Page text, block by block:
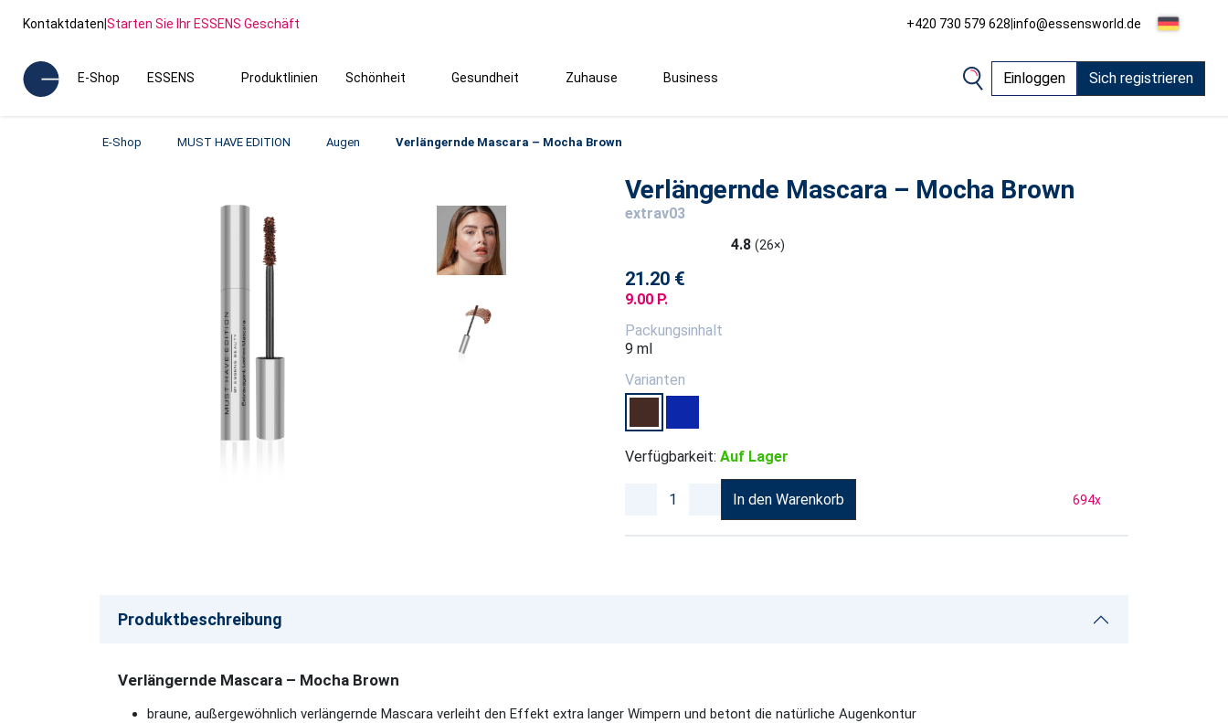
Kontaktdaten|Starten Sie Ihr ESSENS Geschäft +420 730 579 628|info@essensworld.de
E-Shop ESSENS Produktlinien Schönheit Gesundheit Zuhause Business Einloggen Sich registrieren
E-Shop MUST HAVE EDITION Augen Verlängernde Mascara – Mocha Brown
Verlängernde Mascara – Mocha Brown
extrav03
4.8 (26×)
21.20 €
9.00 P.
Packungsinhalt
9 ml
Varianten
Verfügbarkeit: Auf Lager
In den Warenkorb 694x
Produktbeschreibung
Verlängernde Mascara – Mocha Brown
braune, außergewöhnlich verlängernde Mascara verleiht den Effekt extra langer Wimpern und betont die natürliche Augenkontur